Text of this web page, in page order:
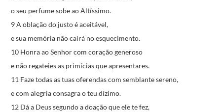
o seu perfume sobe ao Altíssimo.
9 A oblação do justo é aceitável,
e sua memória não cairá no esquecimento.
10 Honra ao Senhor com coração generoso
e não regateies as primícias que apresentares.
11 Faze todas as tuas oferendas com semblante sereno,
e com alegria consagra o teu dízimo.
12 Dá a Deus segundo a doação que ele te fez,